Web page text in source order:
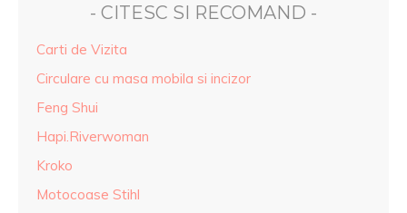
- CITESC SI RECOMAND -
Carti de Vizita
Circulare cu masa mobila si incizor
Feng Shui
Hapi.Riverwoman
Kroko
Motocoase Stihl